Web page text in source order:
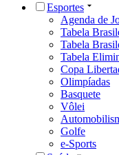
Esportes
Agenda de
Tabela
Tabela
Tabela
Copa
Olimpíadas
Basquete
Vôlei
Golfe
e-Sports